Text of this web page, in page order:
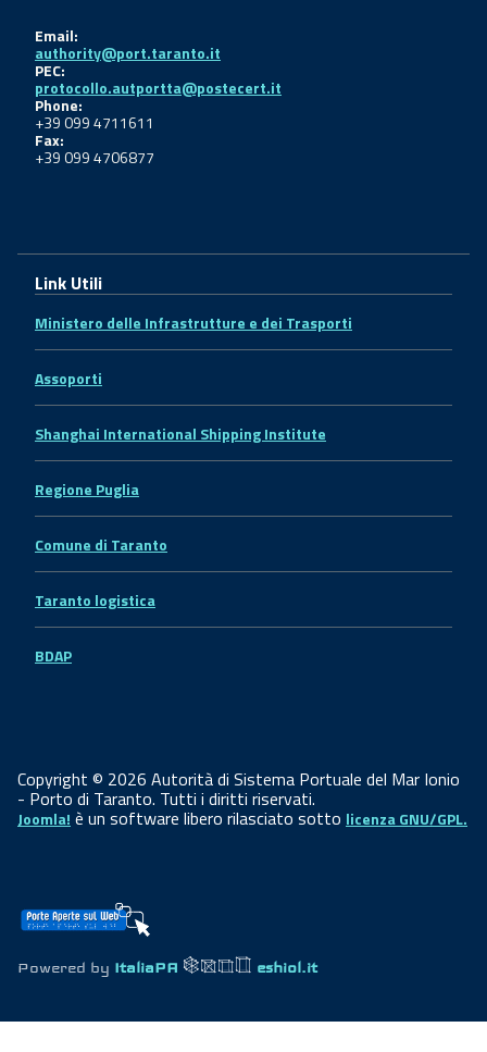
Email:
authority@port.taranto.it
PEC:
protocollo.autportta@postecert.it
Phone:
+39 099 4711611
Fax:
+39 099 4706877
Link Utili
Ministero delle Infrastrutture e dei Trasporti
Assoporti
Shanghai International Shipping Institute
Regione Puglia
Comune di Taranto
Taranto logistica
BDAP
Copyright © 2026 Autorità di Sistema Portuale del Mar Ionio
- Porto di Taranto. Tutti i diritti riservati.
Joomla! è un software libero rilasciato sotto licenza GNU/GPL.
Powered by ItaliaPA eshiol.it